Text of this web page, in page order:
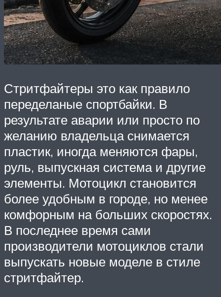
Стритфайтеры это как правило
переделаные спортбайки. В
результате аварии или просто по
желанию владельца снимается
пластик, иногда меняются фары,
руль, выпускная система и другие
элементы. Мотоцикл становится
более удобным в городе, но менее
комфорным на больших скоростях.
В последнее время сами
производители мотоциклов стали
выпускать новые моделе в стиле
стритфайтер.